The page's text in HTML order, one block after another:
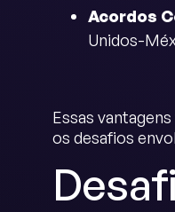
Acordos
Unidos-
Essas
os desafios